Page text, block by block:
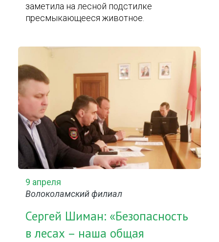
заметила на лесной подстилке
пресмыкающееся животное.
9 апреля
Волоколамский филиал
Сергей Шиман: «Безопасность
в лесах – наша общая